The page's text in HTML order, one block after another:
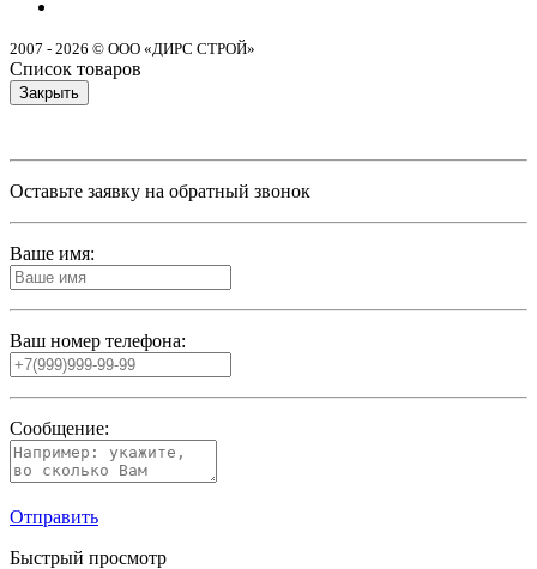
2007 - 2026 © ООО «ДИРС СТРОЙ»
Список товаров
Закрыть
Оставьте заявку на обратный звонок
Ваше имя:
Ваш номер телефона:
Сообщение:
Отправить
Быстрый просмотр